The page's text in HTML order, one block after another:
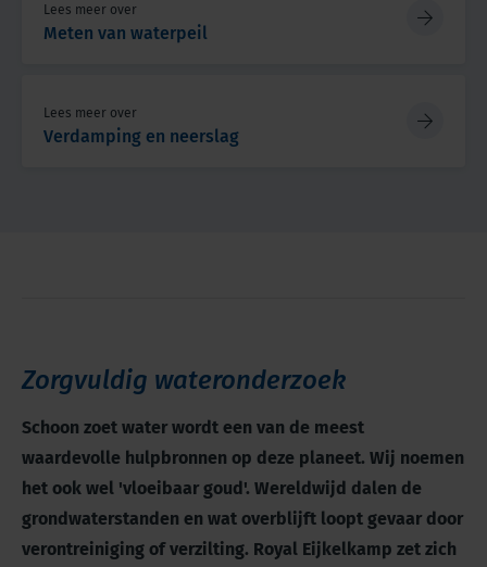
Lees meer over
Meten van waterpeil
Lees meer over
Verdamping en neerslag
Zorgvuldig wateronderzoek
Schoon zoet water wordt een van de meest
waardevolle hulpbronnen op deze planeet. Wij noemen
het ook wel 'vloeibaar goud'. Wereldwijd dalen de
grondwaterstanden en wat overblijft loopt gevaar door
verontreiniging of verzilting. Royal Eijkelkamp zet zich